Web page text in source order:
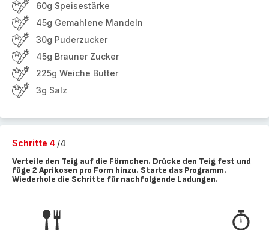
60g Speisestärke
45g Gemahlene Mandeln
30g Puderzucker
45g Brauner Zucker
225g Weiche Butter
3g Salz
Schritte 4 /4
Verteile den Teig auf die Förmchen. Drücke den Teig fest und
füge 2 Aprikosen pro Form hinzu. Starte das Programm.
Wiederhole die Schritte für nachfolgende Ladungen.